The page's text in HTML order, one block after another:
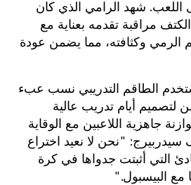
اللعب. شهد الرامي الذي كان
مراقبة تقدمه بعناية مع
الرمي وكثافته، مما يضمن عودة
الطاقم التدريبي نسب عبء
لتصميم أيام تدريب عالية
جاهزية اللاعبين مع الوقاية
"نحن لا نعيد اختراع
التي أثبتت جدواها في كرة
مع البيسبول."